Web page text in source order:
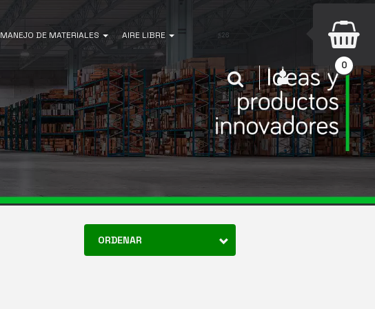
MANEJO DE MATERIALES AIRE LIBRE
INICIAR SESIÓN
Buscar
0
ORDENAR